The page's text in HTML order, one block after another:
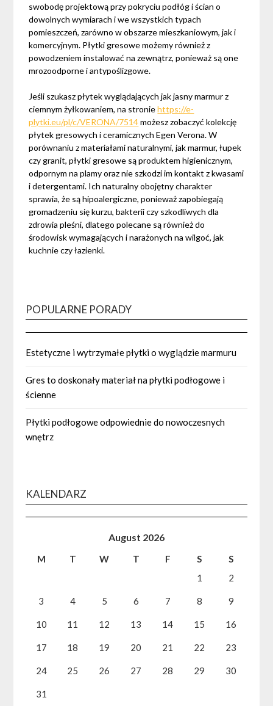
swobodę projektową przy pokryciu podłóg i ścian o
dowolnych wymiarach i we wszystkich typach
pomieszczeń, zarówno w obszarze mieszkaniowym, jak i
komercyjnym. Płytki gresowe możemy również z
powodzeniem instalować na zewnątrz, ponieważ są one
mrozoodporne i antypoślizgowe.
Jeśli szukasz płytek wyglądających jak jasny marmur z
ciemnym żyłkowaniem, na stroniehttps://e-
plytki.eu/pl/c/VERONA/7514możesz zobaczyć kolekcję
płytek gresowych i ceramicznych Egen Verona. W
porównaniu z materiałami naturalnymi, jak marmur, łupek
czy granit, płytki gresowe są produktem higienicznym,
odpornym na plamy oraz nie szkodzi im kontakt z kwasami
i detergentami. Ich naturalny obojętny charakter
sprawia, że są hipoalergiczne, ponieważ zapobiegają
gromadzeniu się kurzu, bakterii czy szkodliwych dla
zdrowia pleśni, dlatego polecane są również do
środowisk wymagających i narażonych na wilgoć, jak
kuchnie czy łazienki.
POPULARNE PORADY
Estetyczne i wytrzymałe płytki o wyglądzie marmuru
Gres to doskonały materiał na płytki podłogowe i
ścienne
Płytki podłogowe odpowiednie do nowoczesnych
wnętrz
KALENDARZ
August 2026
M T W T F S
S
1
2
3 4 5 6 7 8 9
10 11 12 13 14 15 16
17 18 19 20 21 22 23
24 25 26 27 28 29 30
31